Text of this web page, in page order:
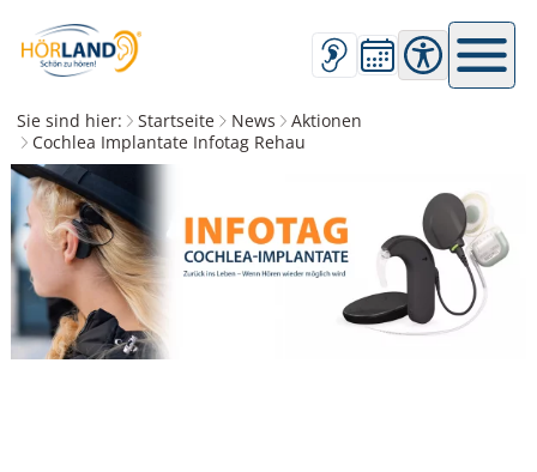
Sie sind hier: Startseite News
Aktionen
Cochlea Implantate Infotag Rehau